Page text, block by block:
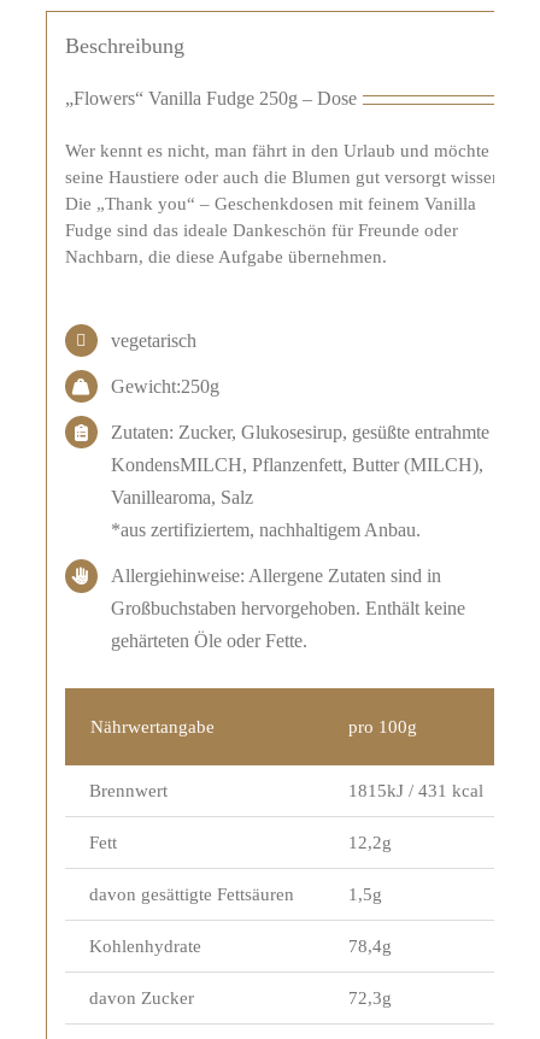
Beschreibung
„Flowers“ Vanilla Fudge 250g – Dose
Wer kennt es nicht, man fährt in den Urlaub und möchte
seine Haustiere oder auch die Blumen gut versorgt wissen.
Die „Thank you“ – Geschenkdosen mit feinem Vanilla
Fudge sind das ideale Dankeschön für Freunde oder
Nachbarn, die diese Aufgabe übernehmen.
vegetarisch
Gewicht:250g
Zutaten: Zucker, Glukosesirup, gesüßte entrahmte
KondensMILCH, Pflanzenfett, Butter (MILCH),
Vanillearoma, Salz
*aus zertifiziertem, nachhaltigem Anbau.
Allergiehinweise: Allergene Zutaten sind in
Großbuchstaben hervorgehoben. Enthält keine
gehärteten Öle oder Fette.
Nährwertangabe pro 100g
Brennwert 1815kJ / 431 kcal
Fett 12,2g
davon gesättigte Fettsäuren 1,5g
Kohlenhydrate 78,4g
davon Zucker 72,3g